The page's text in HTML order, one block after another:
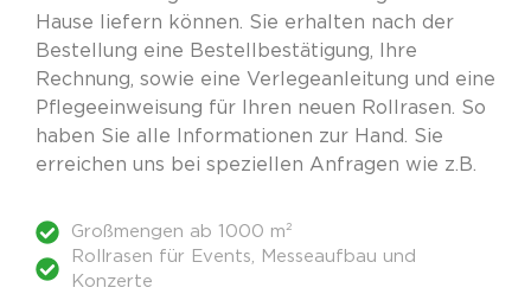
Hause liefern können. Sie erhalten nach der
Bestellung eine Bestellbestätigung, Ihre
Rechnung, sowie eine Verlegeanleitung und eine
Pflegeeinweisung für Ihren neuen Rollrasen. So
haben Sie alle Informationen zur Hand. Sie
erreichen uns bei speziellen Anfragen wie z.B.
Großmengen ab 1000 m²
Rollrasen für Events, Messeaufbau und
Konzerte